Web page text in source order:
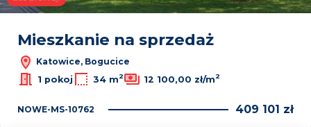
Mieszkanie na sprzedaż
Katowice, Bogucice
1 pokoj
34 m2 12 100,00 zł/m2
NOWE-MS-10762 409 101 zł